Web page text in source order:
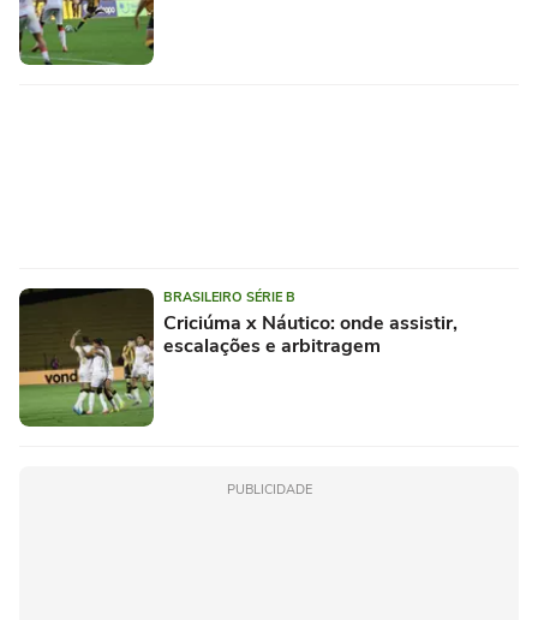
BRASILEIRO SÉRIE B
Criciúma x Náutico: onde assistir,
escalações e arbitragem
PUBLICIDADE